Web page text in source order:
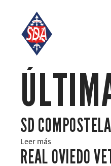
SD COMPOSTELA
Leer más
REAL OVIEDO